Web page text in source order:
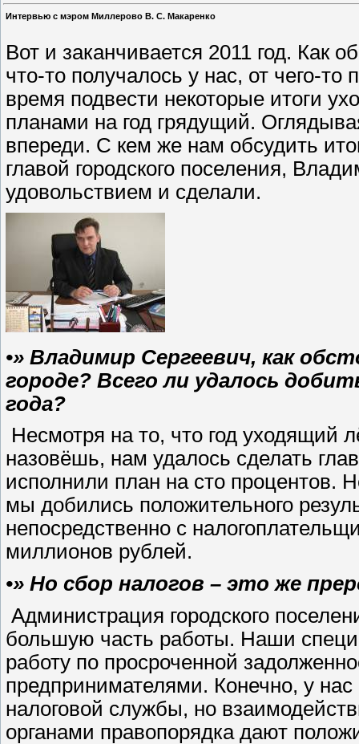
Интервью с мэром Миллерово В. С. Макаренко
Вот и заканчивается 2011 год. Как
что-то получалось у нас, от чего-
время подвести некоторые итоги
планами на год грядущий.
впереди. С кем же нам обсудить
главой городского поселения,
удовольствием и сделали.
•» Владимир Сергеевич, как
городе? Всего ли удалось
года?
Несмотря на то, что год уходящий
назовёшь, нам удалось сделать
исполнили план на сто процентов.
мы добились положительного
непосредственно с
миллионов рублей.
•» Но сбор налогов – это же
Администрация городского
большую часть работы. Наши
работу по просроченной
предпринимателями. Конечно, у нас
налоговой службы, но
органами правопорядка дают